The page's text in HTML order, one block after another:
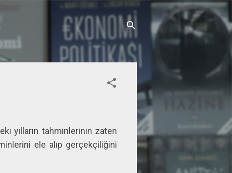
yılların tahminlerinin zaten
ele alıp gerçekçiliğini